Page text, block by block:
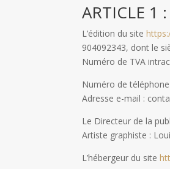
ARTICLE 1
L’édition du site
904092343, dont le
Numéro de TVA
Numéro de
Adresse e-mail :
Le Directeur de la
Artiste graphiste :
L’hébergeur du site